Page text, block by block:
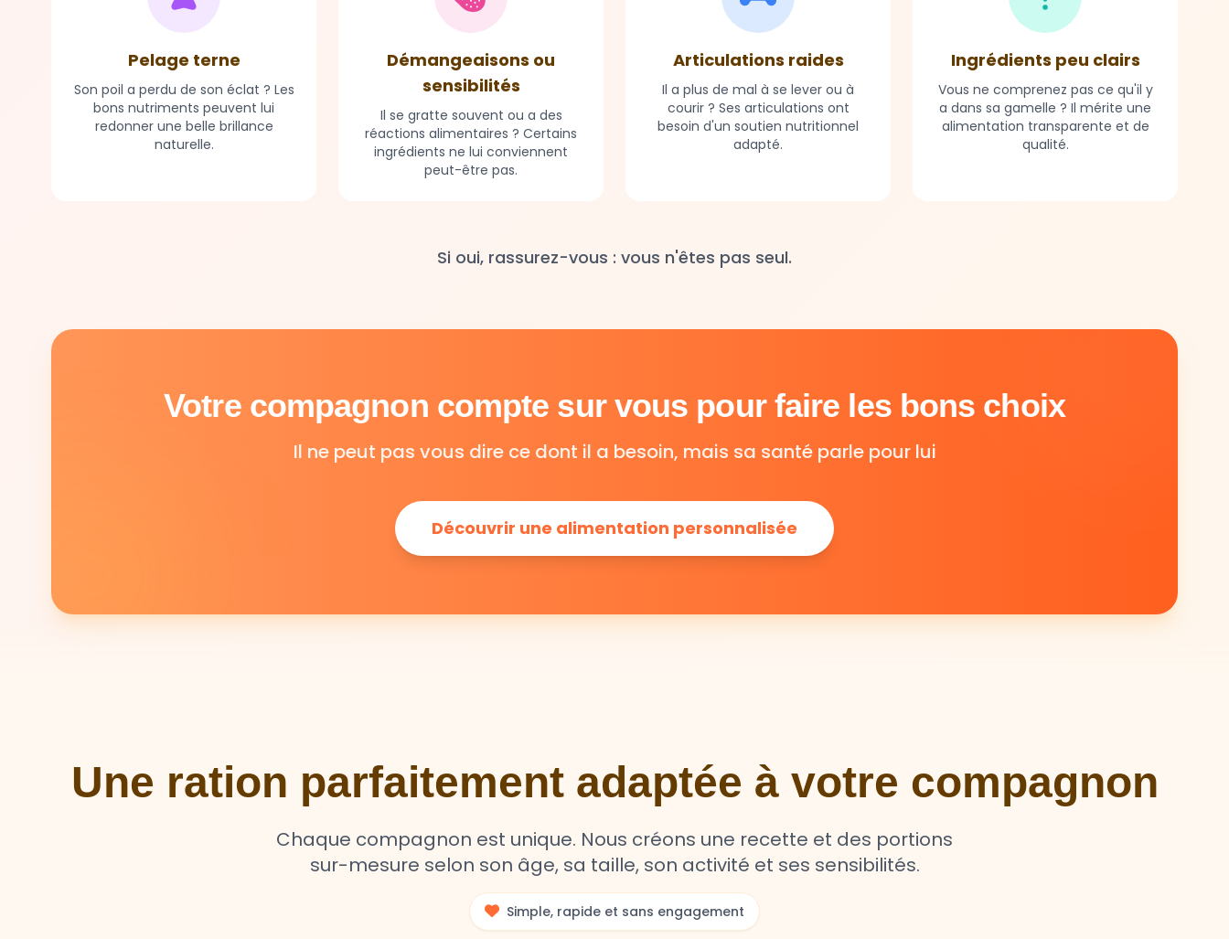
Pelage terne
Son poil a perdu de son éclat ? Les
bons nutriments peuvent lui
redonner une belle brillance
naturelle.
Démangeaisons ou
sensibilités
Il se gratte souvent ou a des
réactions alimentaires ? Certains
ingrédients ne lui conviennent
peut-être pas.
Articulations raides
Il a plus de mal à se lever ou à
courir ? Ses articulations ont
besoin d'un soutien nutritionnel
adapté.
Ingrédients peu clairs
Vous ne comprenez pas ce qu'il y
a dans sa gamelle ? Il mérite une
alimentation transparente et de
qualité.
Si oui, rassurez-vous : vous n'êtes pas seul.
Votre compagnon compte sur vous pour faire les bons choix
Il ne peut pas vous dire ce dont il a besoin, mais sa santé parle pour lui
Découvrir une alimentation personnalisée
Une ration parfaitement adaptée à votre compagnon
Chaque compagnon est unique. Nous créons une recette et des portions
sur-mesure selon son âge, sa taille, son activité et ses sensibilités.
Simple, rapide et sans engagement